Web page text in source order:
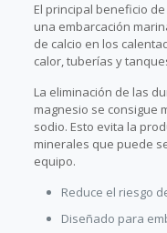
El principal beneficio
una embarcación
de calcio en los
calor, tuberías y
La eliminación de las
magnesio se consigue
sodio. Esto evita la
minerales que puede
equipo.
Reduce el riesgo
Diseñado para